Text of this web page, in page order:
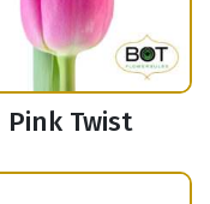
Pink Twist